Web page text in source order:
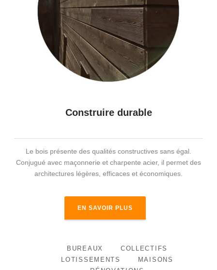
Construire durable
Le bois présente des qualités constructives sans égal.
Conjugué avec maçonnerie et charpente acier, il permet des
architectures légères, efficaces et économiques.
EN SAVOIR PLUS
BUREAUX
COLLECTIFS
LOTISSEMENTS
MAISONS